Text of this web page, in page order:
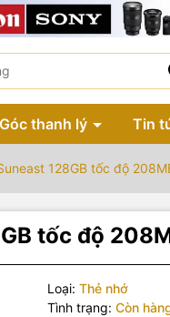
Góc thanh lý Tin
128GB tốc độ
tốc độ
Loại: Thẻ nhớ
Tình trạng: Còn